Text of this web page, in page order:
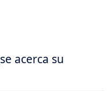
acerca su